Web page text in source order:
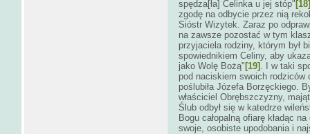
spędza[ła] Celinka u jej stóp" [18]
zgodę na odbycie przez nią
Sióstr Wizytek. Zaraz po
na zawsze pozostać w tym
przyjaciela rodziny, którym był
spowiednikiem Celiny, aby
jako Wolę Bożą" [19] . I w taki
pod naciskiem swoich rodziców
poślubiła Józefa Borzęckiego.
właściciel Obrębszczyzny,
Ślub odbył się w katedrze
Bogu całopalną ofiarę kładąc
swoje, osobiste upodobania i